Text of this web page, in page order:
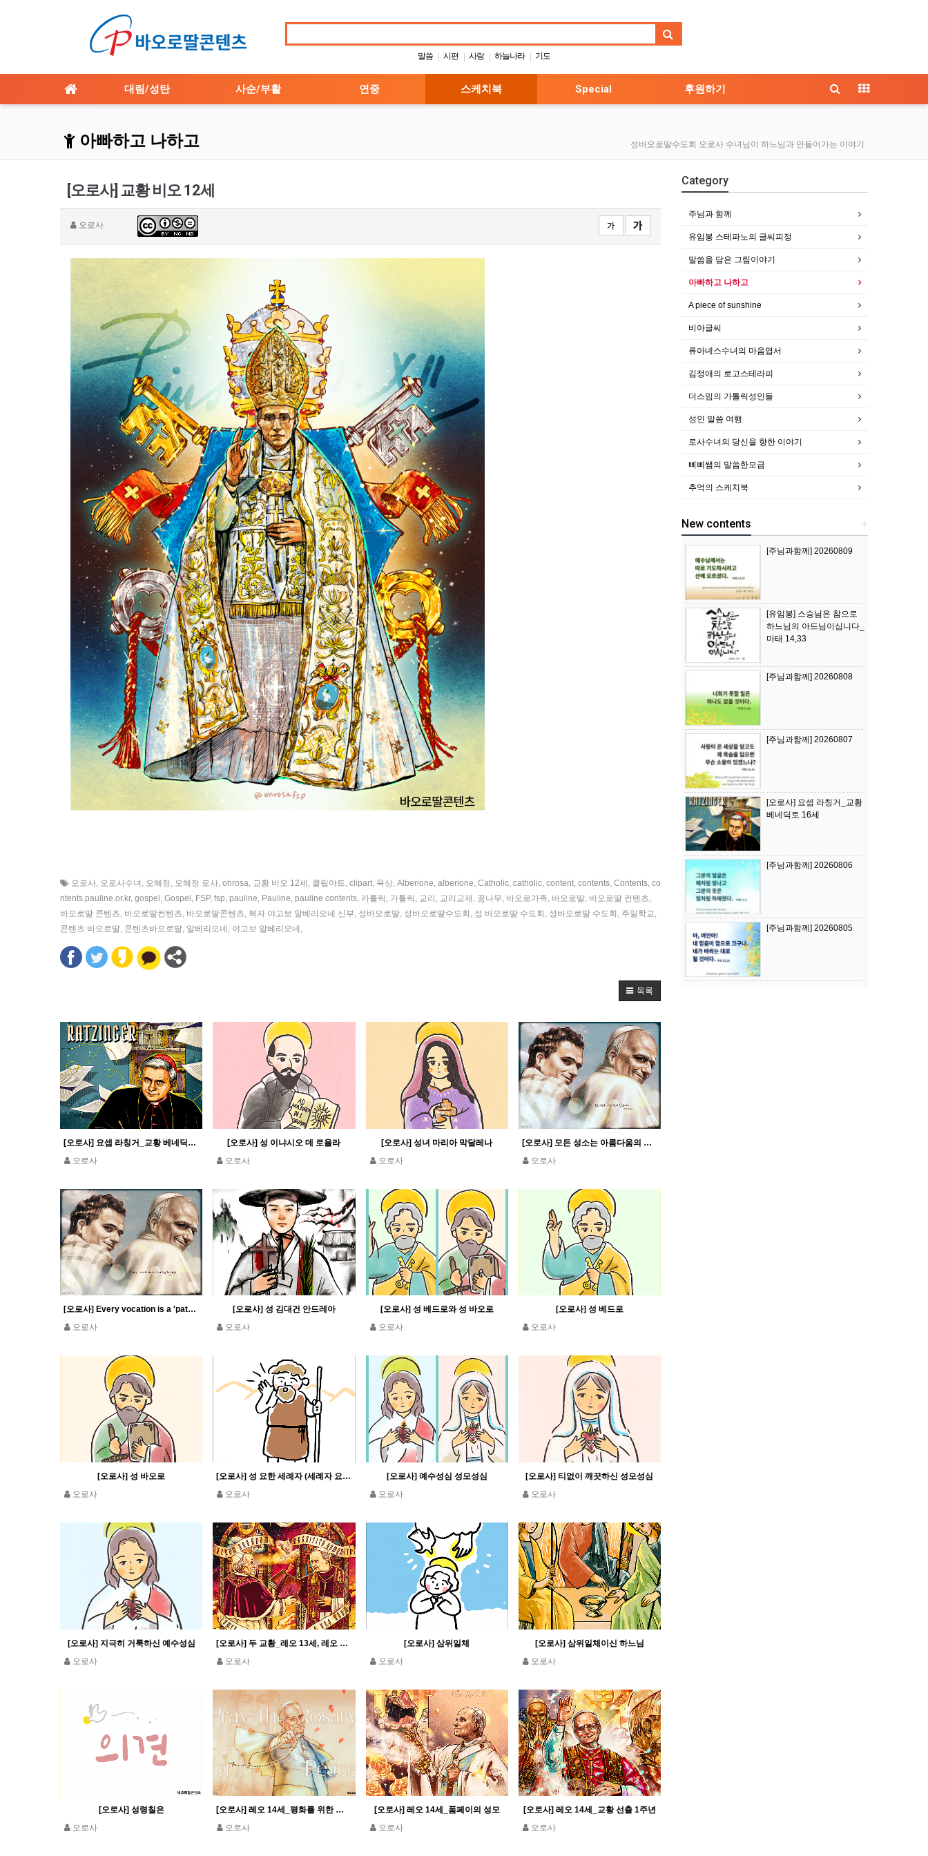
말씀 | 시편 | 사랑 | 하늘나라 | 기도
대림/성탄 사순/부활 연중 스케치북 Special 후원하기
아빠하고 나하고 성바오로딸수도회 오로사 수녀님이 하느님과 만들어가는 이야기
[오로사] 교황 비오 12세
오로사
오로사, 오로사수녀 , 오혜정 , 오혜정 로사, ohrosa, 교황 비오 12세 , 클립아트, clipart, 묵상, Alberione, alberione, Catholic, catholic, content, contents, Contents, co
ntents.pauline.or.kr, gospel , Gospel , FSP, fsp, pauline, Pauline, pauline contents, 카톨릭 , 가톨릭 , 교리 , 교리교재 , 꿈나무, 바오로가족, 바오로딸, 바오로딸 컨텐츠,
바오로딸 콘텐츠, 바오로딸컨텐츠, 바오로딸콘텐츠, 복자 야고보 알베리오네 신부, 성바오로딸, 성바오로딸수도회 , 성 바오로딸 수도회 , 성바오로딸 수도회 , 주일학교,
콘텐츠 바오로딸, 콘텐츠바오로딸, 알베리오네 , 야고보 알베리오네 ,
목록
[오로사] 요셉 라칭거_교황 베네딕토 16세
오로사
[오로사] 성 이냐시오 데 로욜라
오로사
[오로사] 성녀 마리아 막달레나
오로사
[오로사] 모든 성소는 아름다움의 길입니다_교황 레오 14세
오로사
[오로사] Every vocation is a 'path of beauty' Pope Leo XIV
오로사
[오로사] 성 김대건 안드레아
오로사
[오로사] 성 베드로와 성 바오로
오로사
[오로사] 성 베드로
오로사
[오로사] 성 바오로
오로사
[오로사] 성 요한 세례자 (세례자 요한)
오로사
[오로사] 예수성심 성모성심
오로사
[오로사] 티없이 깨끗하신 성모성심
오로사
[오로사] 지극히 거룩하신 예수성심
오로사
[오로사] 두 교황_레오 13세, 레오 14세
오로사
[오로사] 삼위일체
오로사
[오로사] 삼위일체이신 하느님
오로사
[오로사] 성령칠은
오로사
[오로사] 레오 14세_평화를 위한 묵주기도
오로사
[오로사] 레오 14세_폼페이의 성모
오로사
[오로사] 레오 14세_교황 선출 1주년
오로사
Category
주님과 함께
유임봉 스테파노의 글씨피정
말씀을 담은 그림이야기
아빠하고 나하고
A piece of sunshine
비아글씨
류아녜스수녀의 마음엽서
김정애의 로고스테라피
더스밈의 가톨릭성인들
성인 말씀 여행
로사수녀의 당신을 향한 이야기
삐삐쌤의 말씀한모금
추억의 스케치북
+
New contents
[주님과함께] 20260809
[유임봉] 스승님은 참으로
하느님의 아드님이십니다_
마태 14,33
[주님과함께] 20260808
[주님과함께] 20260807
[오로사] 요셉 라칭거_교황
베네딕토 16세
[주님과함께] 20260806
[주님과함께] 20260805